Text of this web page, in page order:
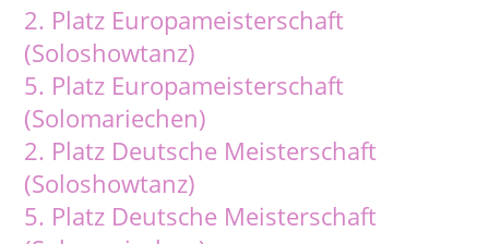
2. Platz Europameisterschaft
(Soloshowtanz)
5. Platz Europameisterschaft
(Solomariechen)
2. Platz Deutsche Meisterschaft
(Soloshowtanz)
5. Platz Deutsche Meisterschaft